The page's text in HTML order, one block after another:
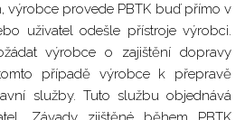
výrobce provede PBTK buď přímo v
uživatel odešle přístroje výrobci.
výrobce o zajištění dopravy
případě výrobce k přepravě
služby. Tuto službu objednává